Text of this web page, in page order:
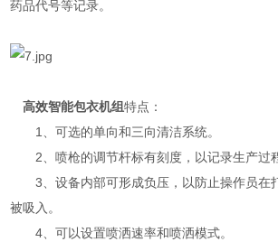
药品代号等记录。
高效智能包衣机组特点：
1、可选的单向和三向清洁系统。
2、喷枪的调节杆标有刻度，以记录生产过程
3、设备内部可形成负压，以防止操作员在
被吸入。
4、可以设置喷洒速率和喷洒模式。